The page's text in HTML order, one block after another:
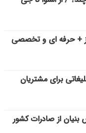
+ حرفه ای و تخصصی
برای مشتریان
از صادرات کشور